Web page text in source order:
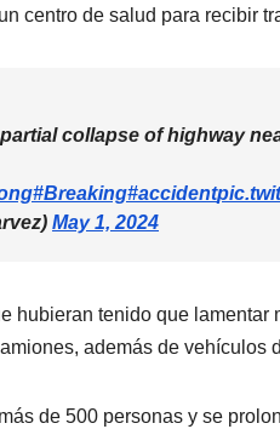
centro de salud para recibir
collapse of highway
#Breaking#accident
May 1, 2024
hubieran tenido que
además de vehículos
de 500 personas y se